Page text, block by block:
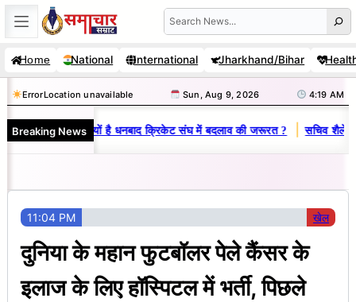
Skip
to
content
Search
Home National International Jharkhand/Bihar
ErrorLocation unavailable Sun, Aug 9, 2026 4:19 AM
Breaking News
विनय राज : जानें क्यों है धनबाद क्रिकेट संघ में बदलाव की जरूरत ? सचिव शैलेंद्र
11:04 PM खेल
दुनिया के महान फुटबॉलर पेले कैंसर के
इलाज के लिए हॉस्पिटल में भर्ती, पिछले